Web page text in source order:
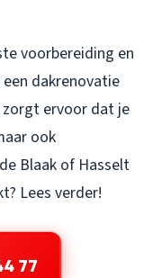
voorbereiding en
dakrenovatie
zorgt ervoor dat je
ook
Blaak of Hasselt
Lees verder!
77